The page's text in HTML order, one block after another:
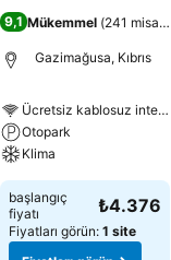
9,1 Mükemmel (241 misafir
Gazimağusa, Kıbrıs
Ücretsiz kablosuz
Otopark
Klima
başlangıç
fiyatı
₺4.376
Fiyatları görün: 1 site